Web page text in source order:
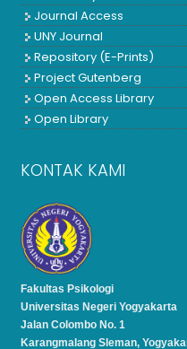
Journal Access
UNY Journal
Repository (E-Prints)
Project Gutenberg
Open Access Library
Open Library
KONTAK KAMI
Fakultas Psikologi
Universitas Negeri Yogyakarta
Jalan Colombo No. 1
Karangmalang Sleman,